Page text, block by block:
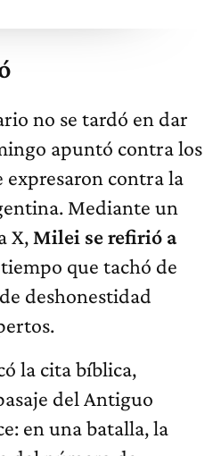
no se tardó en dar
apuntó contra los
expresaron contra la
Mediante un
X, Milei se refirió a
que tachó de
deshonestidad
la cita bíblica,
del Antiguo
en una batalla, la